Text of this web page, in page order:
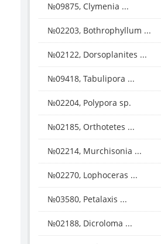
№09875, Clymenia ...
№02203, Bothrophyllum ...
№02122, Dorsoplanites ...
№09418, Tabulipora ...
№02204, Polypora sp.
№02185, Orthotetes ...
№02214, Murchisonia ...
№02270, Lophoceras ...
№03580, Petalaxis ...
№02188, Dicroloma ...